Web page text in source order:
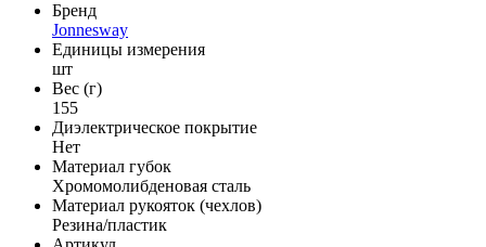
Бренд
Jonnesway
Единицы измерения
шт
Вес (г)
155
Диэлектрическое покрытие
Нет
Материал губок
Хромомолибденовая сталь
Материал рукояток (чехлов)
Резина/пластик